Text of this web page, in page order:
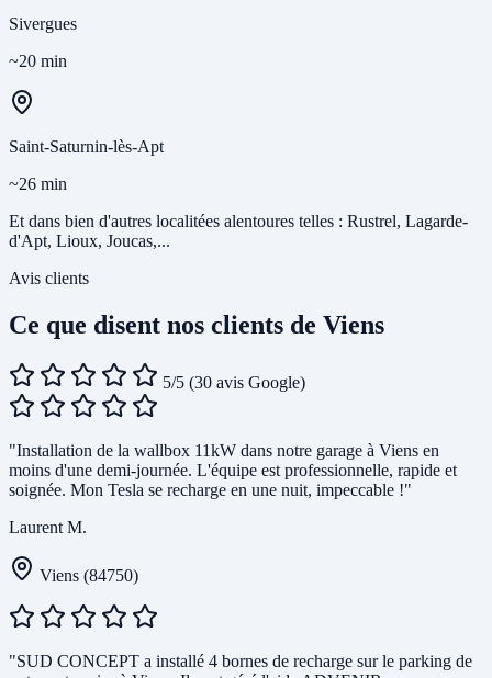
Sivergues
~20 min
Saint-Saturnin-lès-Apt
~26 min
Et dans bien d'autres localitées alentoures telles : Rustrel, Lagarde-
d'Apt, Lioux, Joucas,...
Avis clients
Ce que disent nos clients de Viens
5/5 (30 avis Google)
"Installation de la wallbox 11kW dans notre garage à Viens en
moins d'une demi-journée. L'équipe est professionnelle, rapide et
soignée. Mon Tesla se recharge en une nuit, impeccable !"
Laurent M.
Viens (84750)
"SUD CONCEPT a installé 4 bornes de recharge sur le parking de